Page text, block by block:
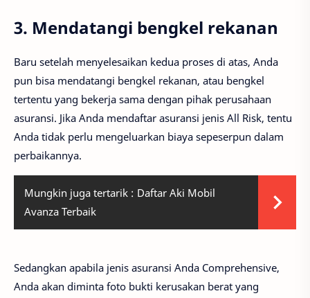
3. Mendatangi bengkel rekanan
Baru setelah menyelesaikan kedua proses di atas, Anda
pun bisa mendatangi bengkel rekanan, atau bengkel
tertentu yang bekerja sama dengan pihak perusahaan
asuransi. Jika Anda mendaftar asuransi jenis All Risk, tentu
Anda tidak perlu mengeluarkan biaya sepeserpun dalam
perbaikannya.
Mungkin juga tertarik : Daftar Aki Mobil
Avanza Terbaik
Sedangkan apabila jenis asuransi Anda Comprehensive,
Anda akan diminta foto bukti kerusakan berat yang